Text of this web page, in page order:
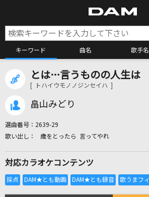
キーワード 曲名 歌手名
カラオケ検索
全国りれき
とは…言うものの人生は
[ トハイウモノノジンセイハ ]
畠山みどり
選曲番号： 2639-29
歳をとったら 言ってやれ
対応カラオケコンテンツ